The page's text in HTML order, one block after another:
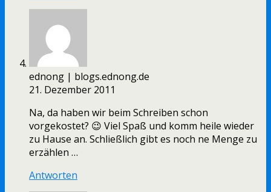
ednong | blogs.ednong.de
21. Dezember 2011
Na, da haben wir beim Schreiben schon
vorgekostet? 😉 Viel Spaß und komm heile wieder
zu Hause an. Schließlich gibt es noch ne Menge zu
erzählen …
Antworten